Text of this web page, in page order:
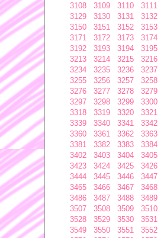
3108
3109 3110 3111
3129
3130 3131 3132
3150
3151 3152 3153
3171
3172 3173 3174
3192
3193 3194 3195
3213
3214 3215 3216
3234
3235 3236 3237
3255
3256 3257 3258
3276
3277 3278 3279
3297
3298 3299 3300
3318
3319 3320 3321
3339
3340 3341 3342
3360
3361 3362 3363
3381
3382 3383 3384
3402
3403 3404 3405
3423
3424 3425 3426
3444
3445 3446 3447
3465
3466 3467 3468
3486
3487 3488 3489
3507
3508 3509 3510
3528
3529 3530 3531
3549
3550 3551 3552